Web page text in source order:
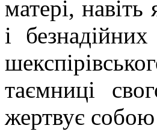
матері,
і
таємниці
жертвує собою